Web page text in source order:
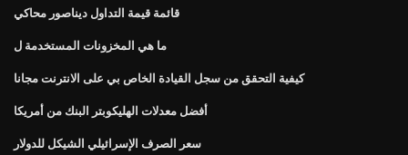
قائمة قيمة التداول ديناصور محاكي
ما هي المخزونات المستخدمة ل
كيفية التحقق من سجل القيادة الخاص بي على الانترنت مجانا
أفضل معدلات الهليكوبتر البنك من أمريكا
سعر الصرف الإسرائيلي الشيكل للدولار